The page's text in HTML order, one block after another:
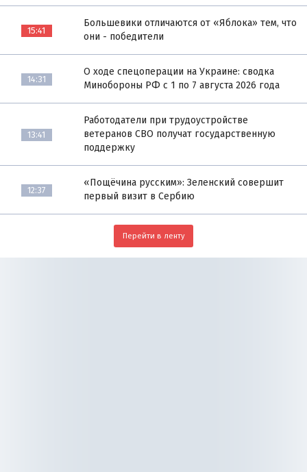
15:41
Большевики отличаются от «Яблока» тем, что
они - победители
14:31
О ходе спецоперации на Украине: сводка
Минобороны РФ с 1 по 7 августа 2026 года
13:41
Работодатели при трудоустройстве
ветеранов СВО получат государственную
поддержку
12:37
«Пощёчина русским»: Зеленский совершит
первый визит в Сербию
Перейти в ленту